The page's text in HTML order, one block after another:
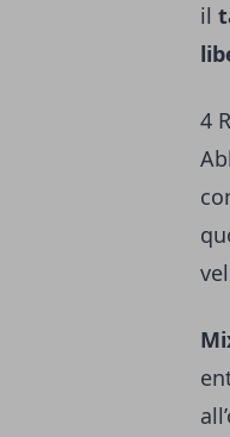
il
4